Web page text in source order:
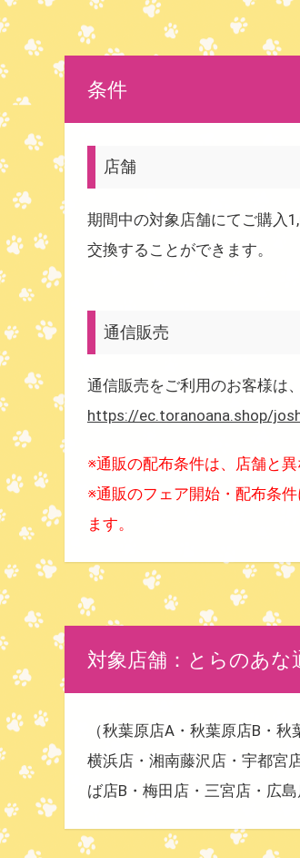
条件
店舗
期間中の対象店舗にてご購入
交換することができます。
通信販売
通信販売をご利用のお客様は
https://ec.toranoana.shop/
※通販の配布条件は、店舗と異
※通販のフェア開始・配布条
ます。
対象店舗：とらのあ
（秋葉原店A・秋葉原店B・
横浜店・湘南藤沢店・宇都宮
ば店B・梅田店・三宮店・広島